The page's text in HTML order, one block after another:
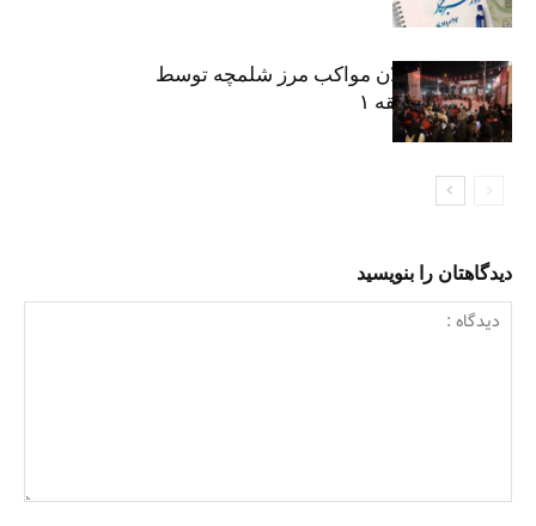
نکوداشت فعالان مواکب مرز شلمچه توسط
شهرداری منطقه ۱
دیدگاهتان را بنویسید